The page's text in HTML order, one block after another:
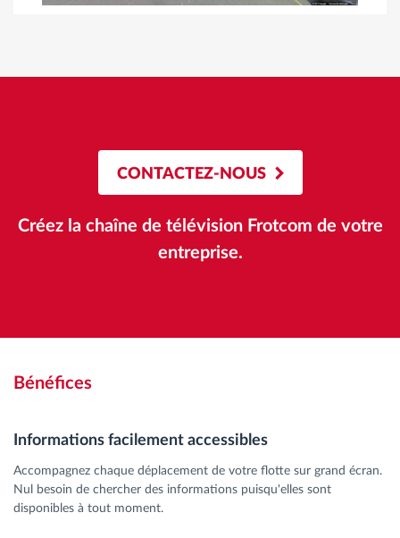
CONTACTEZ-NOUS
Créez la chaîne de télévision Frotcom de votre
entreprise.
Bénéfices
Informations facilement accessibles
Accompagnez chaque déplacement de votre flotte sur grand écran.
Nul besoin de chercher des informations puisqu'elles sont
disponibles à tout moment.